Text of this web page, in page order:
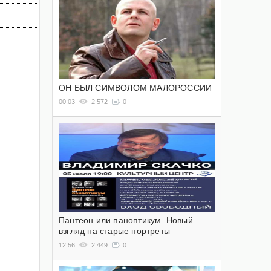
ОН БЫЛ СИМВОЛОМ МАЛОРОССИИ
00:03 2 572 0
Пантеон или паноптикум. Новый
взгляд на старые портреты
12:56 2 449 0